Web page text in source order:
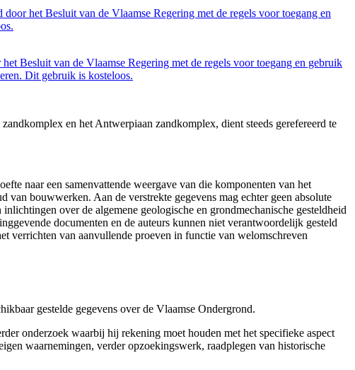
het Besluit van de Vlaamse Regering met de regels voor toegang en
Besluit van de Vlaamse Regering met de regels voor toegang en gebruik
Dit gebruik is kosteloos.
en het Antwerpiaan zandkomplex, dient steeds gerefereerd te
naar een samenvattende weergave van die komponenten van het
bouwwerken. Aan de verstrekte gegevens mag echter geen absolute
over de algemene geologische en grondmechanische gesteldheid
documenten en de auteurs kunnen niet verantwoordelijk gesteld
verrichten van aanvullende proeven in functie van welomschreven
gestelde gegevens over de Vlaamse Ondergrond.
onderzoek waarbij hij rekening moet houden met het specifieke aspect
waarnemingen, verder opzoekingswerk, raadplegen van historische